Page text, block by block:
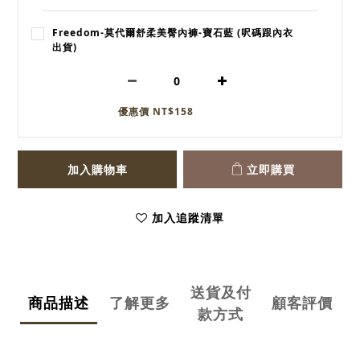
Freedom-莫代爾舒柔美臀內褲-寶石藍 (呎碼跟內衣
出貨)
優惠價 NT$158
加入購物車 立即購買
加入追蹤清單
商品描述 了解更多
送貨及付
款方式
顧客評價